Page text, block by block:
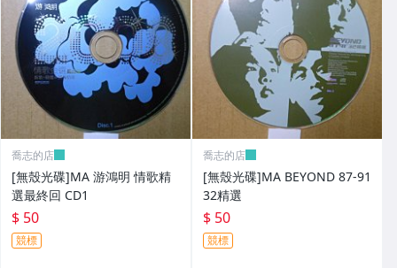
喬志的店
[無殼光碟]MA 游鴻明 情歌精
選最終回 CD1
$ 50
競標
喬志的店
[無殼光碟]MA BEYOND 87-91
32精選
$ 50
競標